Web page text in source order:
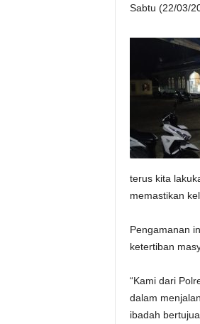
Sabtu (22/03/
terus kita
memastikan
Pengamanan
ketertiban
“Kami dari
dalam
ibadah